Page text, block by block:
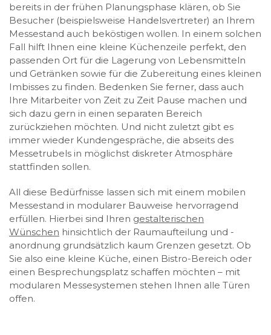
bereits in der frühen Planungsphase klären, ob Sie
Besucher (beispielsweise Handelsvertreter) an Ihrem
Messestand auch beköstigen wollen. In einem solchen
Fall hilft Ihnen eine kleine Küchenzeile perfekt, den
passenden Ort für die Lagerung von Lebensmitteln
und Getränken sowie für die Zubereitung eines kleinen
Imbisses zu finden. Bedenken Sie ferner, dass auch
Ihre Mitarbeiter von Zeit zu Zeit Pause machen und
sich dazu gern in einen separaten Bereich
zurückziehen möchten. Und nicht zuletzt gibt es
immer wieder Kundengespräche, die abseits des
Messetrubels in möglichst diskreter Atmosphäre
stattfinden sollen.
All diese Bedürfnisse lassen sich mit einem mobilen
Messestand in modularer Bauweise hervorragend
erfüllen. Hierbei sind Ihren gestalterischen
Wünschen hinsichtlich der Raumaufteilung und -
anordnung grundsätzlich kaum Grenzen gesetzt. Ob
Sie also eine kleine Küche, einen Bistro-Bereich oder
einen Besprechungsplatz schaffen möchten – mit
modularen Messesystemen stehen Ihnen alle Türen
offen.